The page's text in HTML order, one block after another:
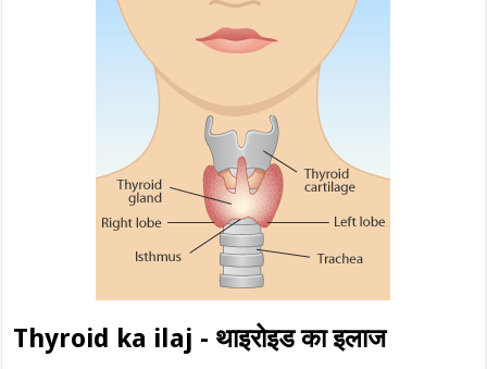
Thyroid ka ilaj - थाइरोइड का इलाज